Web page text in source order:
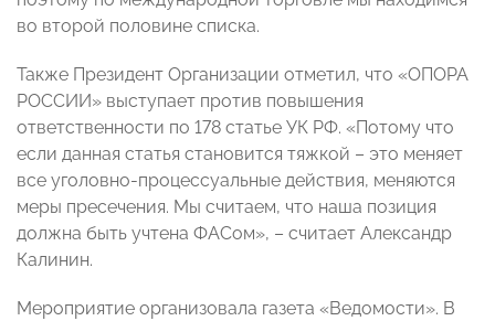
во второй половине списка.
Также Президент Организации отметил, что «ОПОРА
РОССИИ» выступает против повышения
ответственности по 178 статье УК РФ. «Потому что
если данная статья становится тяжкой – это меняет
все уголовно-процессуальные действия, меняются
меры пресечения. Мы считаем, что наша позиция
должна быть учтена ФАСом», – считает Александр
Калинин.
Мероприятие организовала газета «Ведомости». В